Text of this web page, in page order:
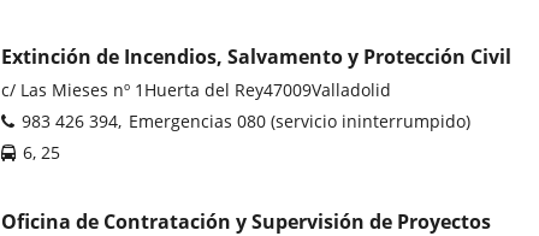
Extinción de Incendios, Salvamento y Protección Civil
Postal
address
c/ Las Mieses nº 1 Huerta del Rey47009Valladolid
Phones
983 426 394 Emergencias 080 (servicio ininterrumpido)
Líneas
6, 25
Oficina de Contratación y Supervisión de Proyectos